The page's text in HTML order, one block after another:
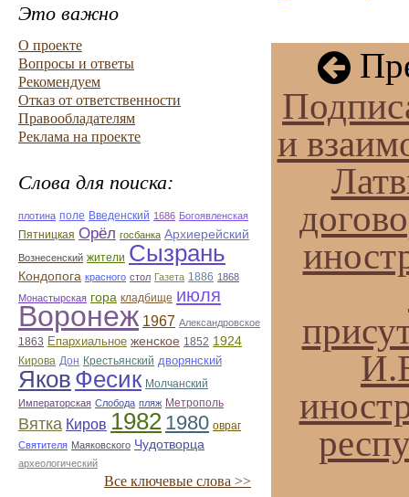
Это важно
О проекте
Вопросы и ответы
Рекомендуем
Отказ от ответственности
Правообладателям
Реклама на проекте
Слова для поиска:
плотина поле Введенский 1686 Богоявленская
Пятницкая Орёл госбанка Архиерейский
Вознесенский жители Сызрань
Кондопога красного стол Газета 1886 1868
Монастырская гора кладбище июля
Воронеж 1967 Александровское
1863 Епархиальное женское 1852 1924
Кирова Дон Крестьянский дворянский
Яков Фесик Молчанский
Императорская Слобода пляж Метрополь
Вятка Киров 1982 1980 овраг
Святителя Маяковского Чудотворца
археологический
Все ключевые слова >>
и